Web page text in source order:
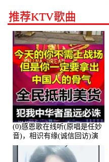
推荐KTV歌曲
(0)感恩歌在线听(原唱是任妙
音)，相识有缘(诚信回访)演
唱点播:161288次